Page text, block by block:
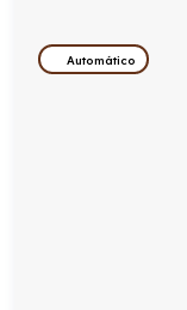
Automático